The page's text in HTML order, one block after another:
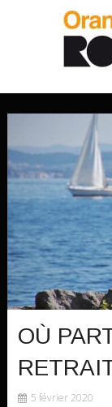
OÙ
5 février 2020